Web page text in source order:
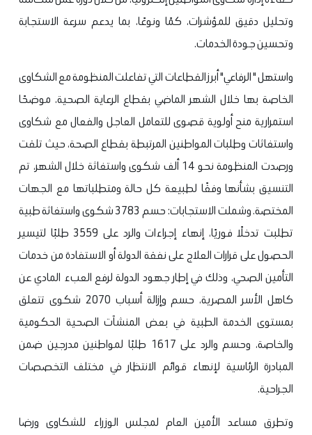
وتحليل دقيق للمؤشرات، كمًا ونوعًا، بما يدعم سرعة الاستجابة
وتحسين جودة الخدمات.
واستهل " الرفاعي" أبرز القطاعات التي تفاعلت المنظومة مع الشكاوى
الخاصة بها خلال الشهر الماضي بقطاع الرعاية الصحية، موضحًا
استمرارية منح أولوية قصوى للتعامل العاجل والفعال مع شكاوى
واستغاثات وطلبات المواطنين المرتبطة بقطاع الصحة، حيث تلقت
ورصدت المنظومة نحو 14 ألف شكوى واستغاثة خلال الشهر، تم
التنسيق بشأنها وفقًا لطبيعة كل حالة ومتطلباتها مع الجهات
المختصة. وشملت الاستجابات: حسم 3783 شكوى واستغاثة طبية
تطلبت تدخلًا فوريًا، إنهاء إجراءات والرد على 3559 طلبًا لتيسير
الحصول على قرارات العلاج على نفقة الدولة أو الاستفادة من خدمات
التأمين الصحي، وذلك في إطار جهود الدولة لرفع العبء المادي عن
كاهل الأسر المصرية، حسم وإزالة أسباب 2070 شكوى تتعلق
بمستوى الخدمة الطبية في بعض المنشآت الصحية الحكومية
والخاصة، وحسم والرد على 1617 طلبًا لمواطنين مدرجين ضمن
المبادرة الرئاسية لإنهاء قوائم الانتظار في مختلف التخصصات
الجراحية.
وتطرق مساعد الأمين العام لمجلس الوزراء للشكاوى ورضا